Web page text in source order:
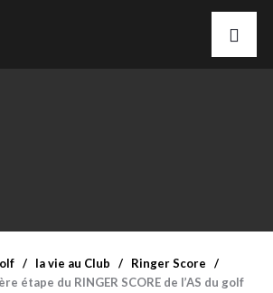
la vie au Club
Ringer Score
étape du RINGER SCORE de l’AS du golf